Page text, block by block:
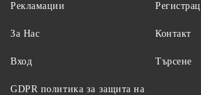
Рекламации
За Нас
Вход
Контакт
Търсене
GDPR политика за защита на